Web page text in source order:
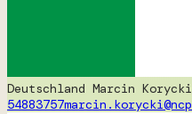
Deutschland Marcin Korycki
54883757